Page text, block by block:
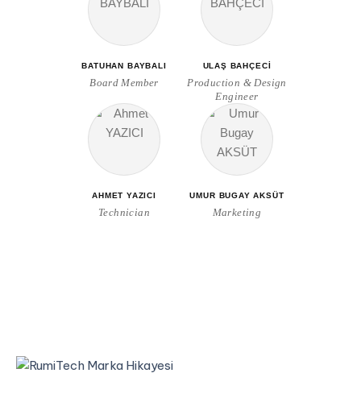
BATUHAN BAYBALI
Board Member
ULAŞ BAHÇECİ
Production & Design
Engineer
AHMET YAZICI
Technician
UMUR BUGAY AKSÜT
Marketing